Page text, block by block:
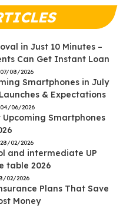
in Just 10 Minutes –
Can Get Instant Loan
07/08/2026
Smartphones in July
& Expectations
04/06/2026
Upcoming Smartphones
28/02/2026
and intermediate UP
table 2026
02/2026
Plans That Save
Money